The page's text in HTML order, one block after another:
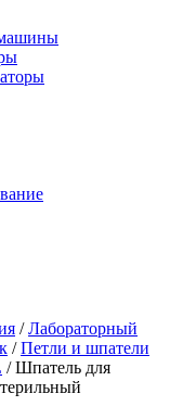
/Лабораторный
/Петли и шпатели
/Шпатель для